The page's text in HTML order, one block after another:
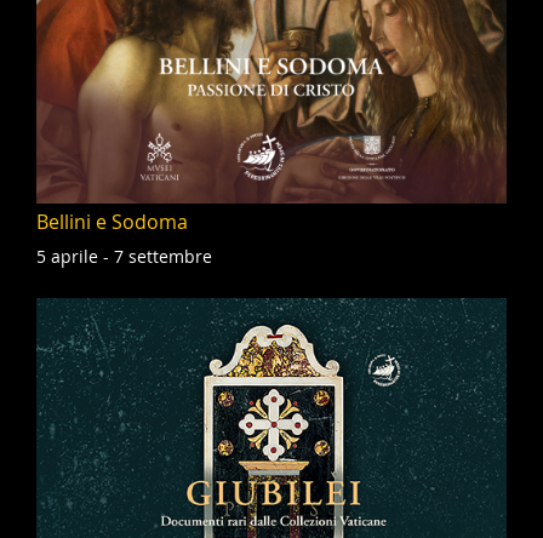
Bellini e Sodoma
5 aprile - 7 settembre